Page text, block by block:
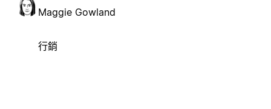
Maggie Gowland
行銷